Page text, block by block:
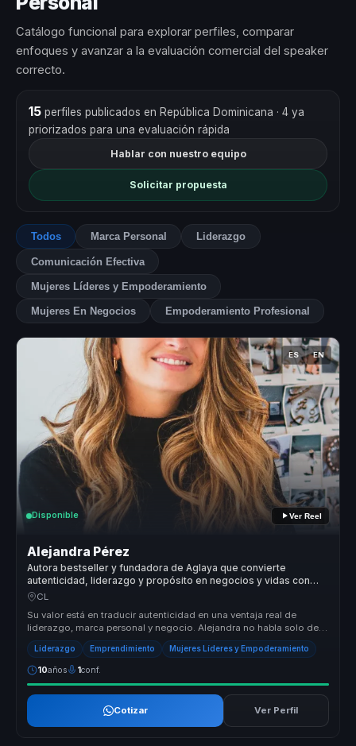
Catálogo funcional para explorar perfiles, comparar
enfoques y avanzar a la evaluación comercial del speaker
correcto.
15perfiles publicados en República Dominicana · 4 ya
priorizados para una evaluación rápida
Hablar con nuestro equipo
Solicitar propuesta
Todos Marca Personal Liderazgo
Comunicación Efectiva
Mujeres Líderes y Empoderamiento
Mujeres En Negocios Empoderamiento Profesional
ES EN
Disponible Ver Reel
Alejandra Pérez
Autora bestseller y fundadora de Aglaya que convierte
autenticidad, liderazgo y propósito en negocios y vidas con
sentido.
CL
Su valor está en traducir autenticidad en una ventaja real de
liderazgo, marca personal y negocio. Alejandra no habla solo de
inspiración...
Liderazgo Emprendimiento Mujeres Líderes y Empoderamiento
10años 1conf.
Cotizar Ver Perfil